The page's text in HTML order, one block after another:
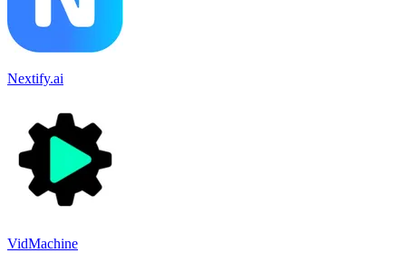
Nextify.ai
VidMachine